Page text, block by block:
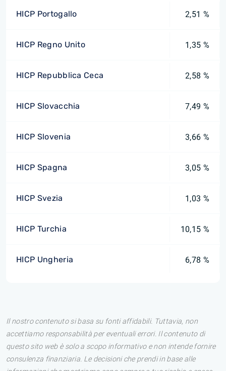
HICP Portogallo 2,51 %
HICP Regno Unito 1,35 %
HICP Repubblica Ceca 2,58 %
HICP Slovacchia 7,49 %
HICP Slovenia 3,66 %
HICP Spagna 3,05 %
HICP Svezia 1,03 %
HICP Turchia 10,15 %
HICP Ungheria 6,78 %
Il nostro contenuto si basa su fonti affidabili. Tuttavia, non
accettiamo responsabilità per eventuali errori. Il contenuto di
questo sito web è solo a scopo informativo e non intende fornire
consulenza finanziaria. Le decisioni che prendi in base alle